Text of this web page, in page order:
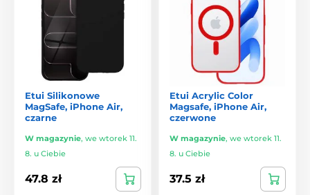
Etui Silikonowe
MagSafe, iPhone Air,
czarne
W magazynie, we wtorek 11.
8. u Ciebie
47.8 zł
Etui Acrylic Color
Magsafe, iPhone Air,
czerwone
W magazynie, we wtorek 11.
8. u Ciebie
37.5 zł